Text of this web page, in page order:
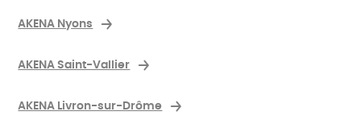
AKENA Nyons
AKENA Saint-Vallier
AKENA Livron-sur-Drôme